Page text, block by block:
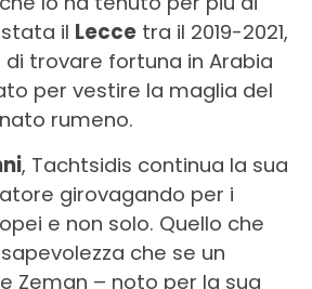
il Leccetra il 2019-2021,
di trovare fortuna in Arabia
per vestire la maglia del
rumeno.
, Tachtsidis continua la sua
girovagando per i
e non solo. Quello che
che se un
Zeman – noto per la sua